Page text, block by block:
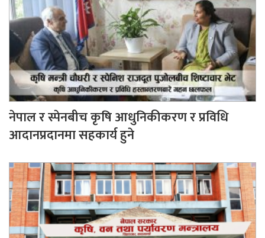
नेपाल र स्पेनबीच कृषि आधुनिकीकरण र प्रविधि
आदानप्रदानमा सहकार्य हुने